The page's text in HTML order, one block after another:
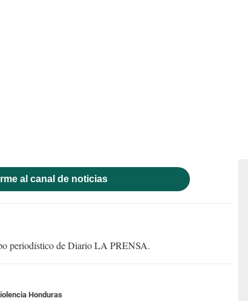
al canal de noticias
periodístico de Diario LA PRENSA.
Honduras